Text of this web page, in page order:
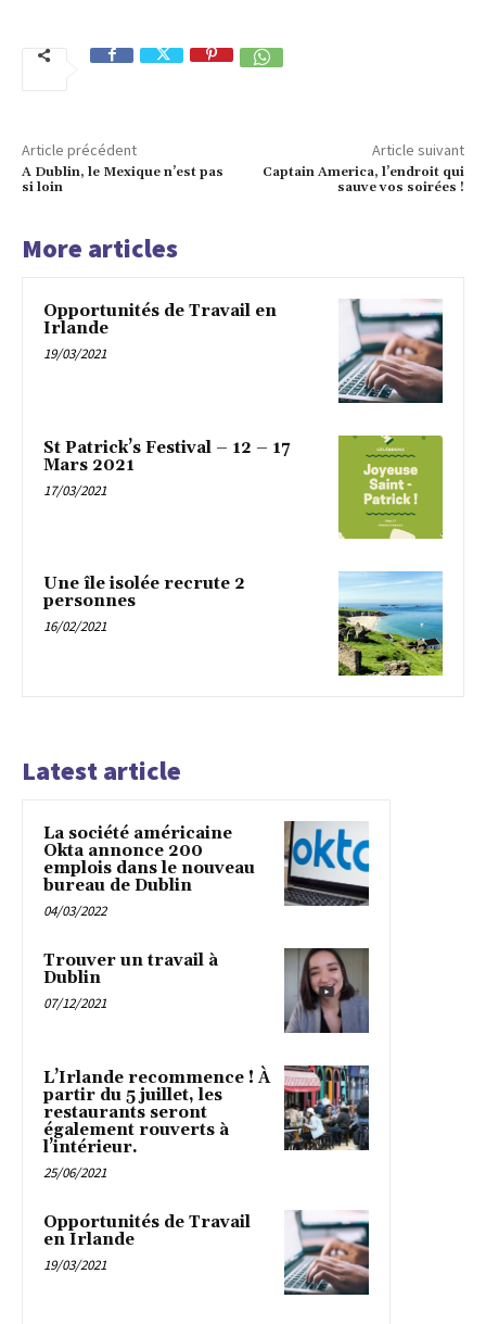
Article précédent
A Dublin, le Mexique n’est pas
si loin
Article suivant
Captain America, l’endroit qui
sauve vos soirées !
More articles
Opportunités de Travail en
Irlande
19/03/2021
St Patrick’s Festival – 12 – 17
Mars 2021
17/03/2021
Une île isolée recrute 2
personnes
16/02/2021
Latest article
La société américaine
Okta annonce 200
emplois dans le nouveau
bureau de Dublin
04/03/2022
Trouver un travail à
Dublin
07/12/2021
L’Irlande recommence ! À
partir du 5 juillet, les
restaurants seront
également rouverts à
l’intérieur.
25/06/2021
Opportunités de Travail
en Irlande
19/03/2021